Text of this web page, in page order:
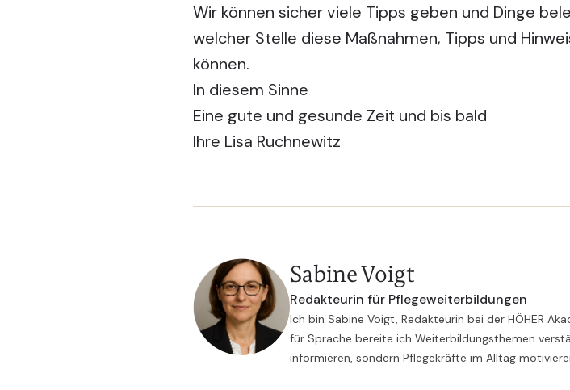
Wir können sicher viele Tipps geben und Dinge
welcher Stelle diese Maßnahmen, Tipps und
können.
In diesem Sinne
Eine gute und gesunde Zeit und bis bald
Ihre Lisa Ruchnewitz
Sabine Voigt
Redakteurin für Pflegeweiterbildungen
Ich bin Sabine Voigt, Redakteurin bei der HÖHER
für Sprache bereite ich Weiterbildungsthemen
informieren, sondern Pflegekräfte im Alltag